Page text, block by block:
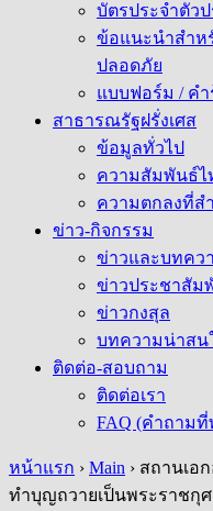
บัตรประจำตัว
ข้อแนะนำสำห
ปลอดภัย
แบบฟอร์ม / คำ
สาธารณรัฐฝรั่งเศส
ข้อมูลทั่วไป
ความสัมพันธ์ไ
ความตกลงที่ส
ข่าว-กิจกรรม
ข่าวและบทคว
ข่าวประชาสัม
ข่าวกงสุล
บทความน่าสน
ติดต่อ-สอบถาม
ติดต่อเรา
FAQ (คำถาม
หน้าแรก › Main › สถานเอ
ทำบุญถวายเป็นพระราชกุ